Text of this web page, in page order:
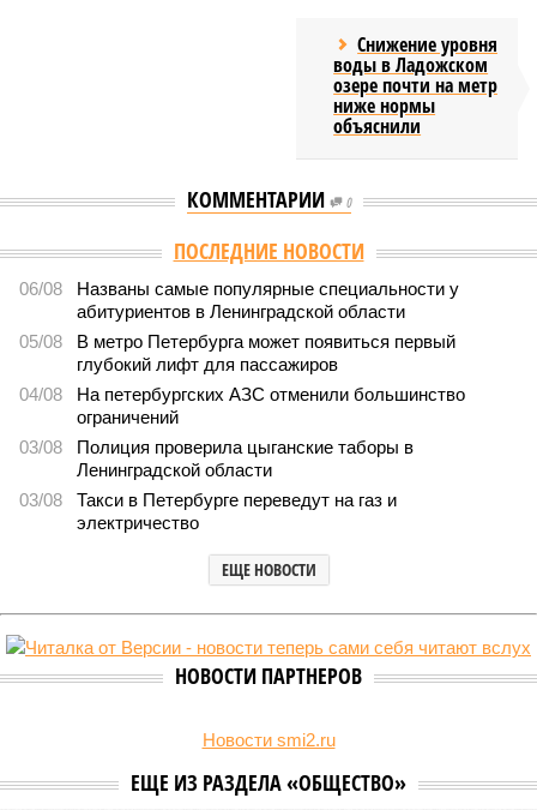
Снижение уровня
воды в Ладожском
озере почти на метр
ниже нормы
объяснили
КОММЕНТАРИИ 0
ПОСЛЕДНИЕ НОВОСТИ
06/08
Названы самые популярные специальности у
абитуриентов в Ленинградской области
05/08
В метро Петербурга может появиться первый
глубокий лифт для пассажиров
04/08
На петербургских АЗС отменили большинство
ограничений
03/08
Полиция проверила цыганские таборы в
Ленинградской области
03/08
Такси в Петербурге переведут на газ и
электричество
ЕЩЕ НОВОСТИ
НОВОСТИ ПАРТНЕРОВ
Новости smi2.ru
ЕЩЕ ИЗ РАЗДЕЛА «ОБЩЕСТВО»